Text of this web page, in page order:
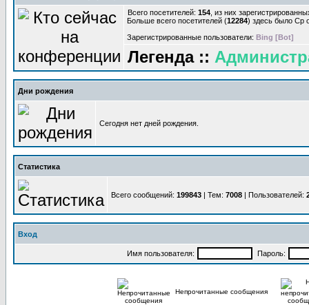
Всего посетителей: 154 , из них
Больше всего посетителей (12284) здесь было Ср
Зарегистрированные пользователи: Bing [Bot]
Легенда ::
Дни рождения
Сегодня нет дней рождения.
Статистика
Всего сообщений: 199843 | Тем: 7008 | Пользователей:
Вход
Имя пользователя: Пароль:
Непрочитанные сообщения